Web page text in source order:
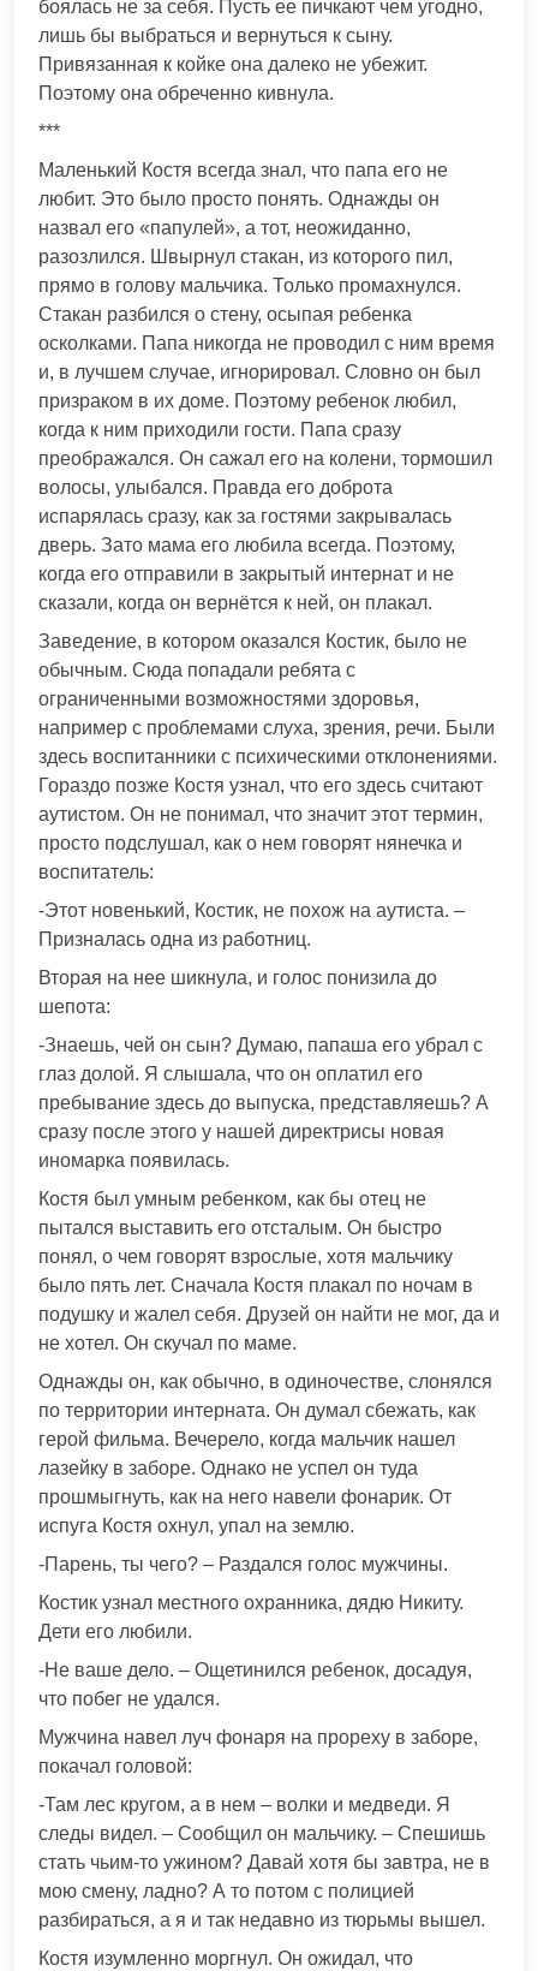
боялась не за себя. Пусть ее пичкают чем угодно,
лишь бы выбраться и вернуться к сыну.
Привязанная к койке она далеко не убежит.
Поэтому она обреченно кивнула.
***
Маленький Костя всегда знал, что папа его не
любит. Это было просто понять. Однажды он
назвал его «папулей», а тот, неожиданно,
разозлился. Швырнул стакан, из которого пил,
прямо в голову мальчика. Только промахнулся.
Стакан разбился о стену, осыпая ребенка
осколками. Папа никогда не проводил с ним время
и, в лучшем случае, игнорировал. Словно он был
призраком в их доме. Поэтому ребенок любил,
когда к ним приходили гости. Папа сразу
преображался. Он сажал его на колени, тормошил
волосы, улыбался. Правда его доброта
испарялась сразу, как за гостями закрывалась
дверь. Зато мама его любила всегда. Поэтому,
когда его отправили в закрытый интернат и не
сказали, когда он вернётся к ней, он плакал.
Заведение, в котором оказался Костик, было не
обычным. Сюда попадали ребята с
ограниченными возможностями здоровья,
например с проблемами слуха, зрения, речи. Были
здесь воспитанники с психическими отклонениями.
Гораздо позже Костя узнал, что его здесь считают
аутистом. Он не понимал, что значит этот термин,
просто подслушал, как о нем говорят нянечка и
воспитатель:
-Этот новенький, Костик, не похож на аутиста. –
Призналась одна из работниц.
Вторая на нее шикнула, и голос понизила до
шепота:
-Знаешь, чей он сын? Думаю, папаша его убрал с
глаз долой. Я слышала, что он оплатил его
пребывание здесь до выпуска, представляешь? А
сразу после этого у нашей директрисы новая
иномарка появилась.
Костя был умным ребенком, как бы отец не
пытался выставить его отсталым. Он быстро
понял, о чем говорят взрослые, хотя мальчику
было пять лет. Сначала Костя плакал по ночам в
подушку и жалел себя. Друзей он найти не мог, да и
не хотел. Он скучал по маме.
Однажды он, как обычно, в одиночестве, слонялся
по территории интерната. Он думал сбежать, как
герой фильма. Вечерело, когда мальчик нашел
лазейку в заборе. Однако не успел он туда
прошмыгнуть, как на него навели фонарик. От
испуга Костя охнул, упал на землю.
-Парень, ты чего? – Раздался голос мужчины.
Костик узнал местного охранника, дядю Никиту.
Дети его любили.
-Не ваше дело. – Ощетинился ребенок, досадуя,
что побег не удался.
Мужчина навел луч фонаря на прореху в заборе,
покачал головой:
-Там лес кругом, а в нем – волки и медведи. Я
следы видел. – Сообщил он мальчику. – Спешишь
стать чьим-то ужином? Давай хотя бы завтра, не в
мою смену, ладно? А то потом с полицией
разбираться, а я и так недавно из тюрьмы вышел.
Костя изумленно моргнул. Он ожидал, что